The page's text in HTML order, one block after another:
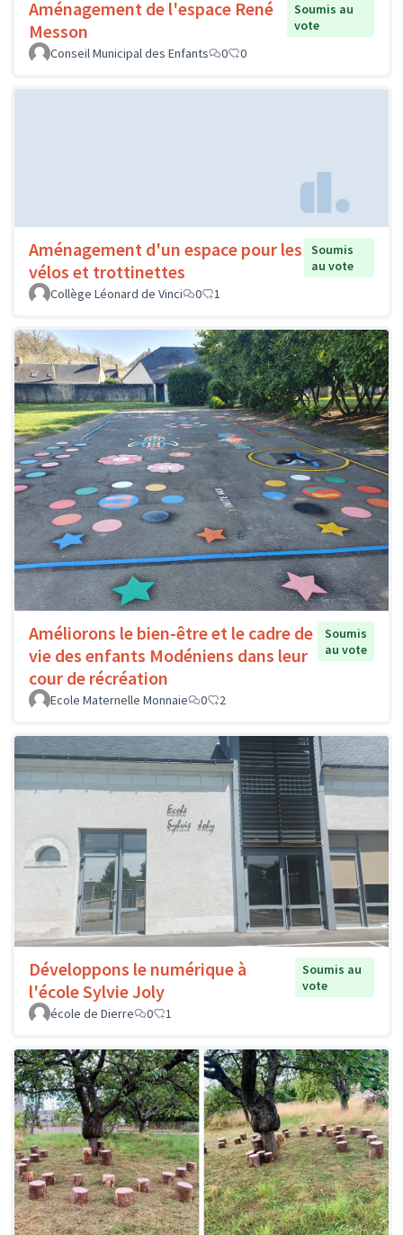
Aménagement de l'espace René
Messon
Soumis au
vote
Conseil Municipal des Enfants
0 0
Aménagement d'un espace pour les
vélos et trottinettes
Soumis
au vote
Collège Léonard de Vinci
0 1
Améliorons le bien-être et le cadre de
vie des enfants Modéniens dans leur
cour de récréation
Soumis
au vote
Ecole Maternelle Monnaie 0 2
Développons le numérique à
l'école Sylvie Joly
Soumis au
vote
école de Dierre
0 1